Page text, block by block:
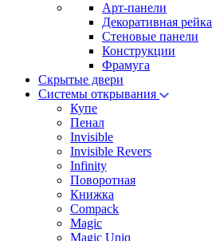
Арт-панели
Декоративная рейка
Стеновые панели
Конструкции
Фрамуга
Скрытые двери
Системы открывания
Купе
Пенал
Invisible
Invisible Revers
Infinity
Поворотная
Книжка
Compack
Magic
Magic Uniq